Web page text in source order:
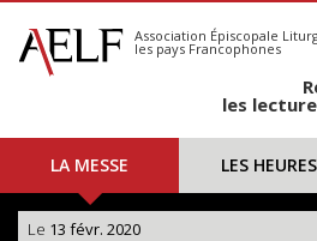
S'abonner
Calendrier
Association Épiscopale
les pays Francophones
les
LA MESSE LES HEURES
Le 13 févr. 2020